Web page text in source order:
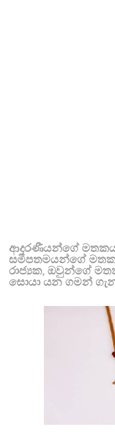
ආදරණීයන්ගේ
සමීපතමයන්ගේ
රාජ්‍යක, ඔවුන්ගේ
සොයා යන ගමන්